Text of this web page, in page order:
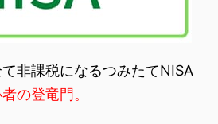
非課税になるつみたてNISA
の登竜門。